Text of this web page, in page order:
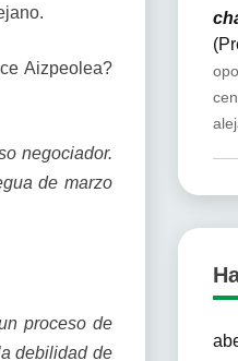
Aizpeolea?
negociador.
de marzo
proceso de
debilidad de